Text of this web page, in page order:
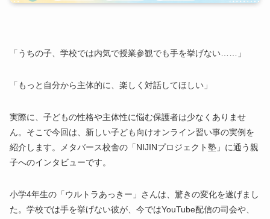
「うちの子、学校では内気で授業参観でも手を挙げない……」
「もっと自分から主体的に、楽しく対話してほしい」
実際に、子どもの性格や主体性に悩む保護者は少なくありませ
ん。そこで今回は、新しい子ども向けオンライン習い事の実例を
紹介します。メタバース校舎の「NIJINプロジェクト塾」に通う親
子へのインタビューです。
小学4年生の「ウルトラあっきー」さんは、驚きの変化を遂げまし
た。学校では手を挙げない彼が、今ではYouTube配信の司会や、